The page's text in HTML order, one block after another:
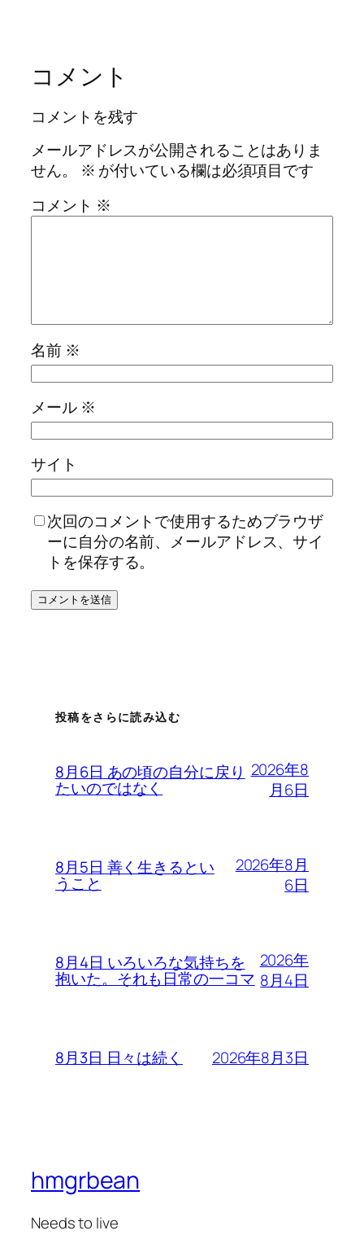
コメント
コメントを残す
メールアドレスが公開されることはありま
せん。
※ が付いている欄は必須項目です
コメント ※
名前 ※
メール ※
サイト
次回のコメントで使用するためブラウザ
ーに自分の名前、メールアドレス、サイ
トを保存する。
投稿をさらに読み込む
8月6日 あの頃の自分に戻り
たいのではなく
2026年8
月6日
8月5日 善く生きるとい
うこと
2026年8月
6日
8月4日 いろいろな気持ちを
抱いた。それも日常の一コマ
2026年
8月4日
8月3日 日々は続く 2026年8月3日
hmgrbean
Needs to live